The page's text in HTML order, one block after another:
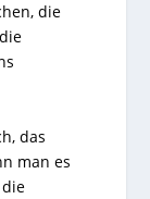
die
das
man es